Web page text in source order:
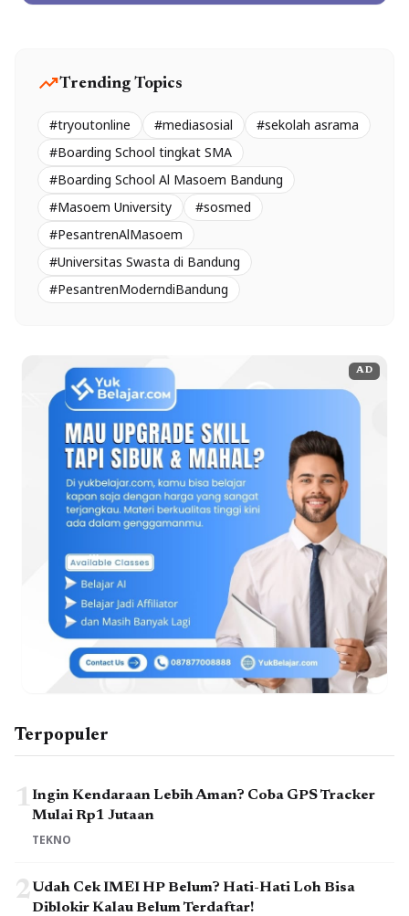
trending_upTrending Topics
#tryoutonline #mediasosial
#sekolah asrama
#Boarding School tingkat SMA
#Boarding School Al Masoem Bandung
#Masoem University
#sosmed
#PesantrenAlMasoem
#Universitas Swasta di Bandung
#PesantrenModerndiBandung
AD
Terpopuler
1Ingin Kendaraan Lebih Aman? Coba GPS Tracker
Mulai Rp1 Jutaan
TEKNO
2Udah Cek IMEI HP Belum? Hati-Hati Loh Bisa
Diblokir Kalau Belum Terdaftar!